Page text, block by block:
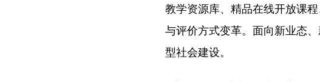
教学资源库、精品在线开放课
与评价方式变革。面向新业态
型社会建设。